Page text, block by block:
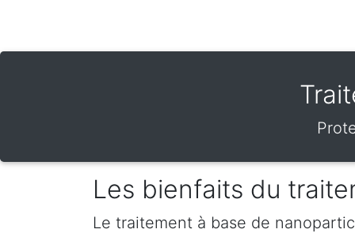
Les bienfaits du
Le traitement à base de